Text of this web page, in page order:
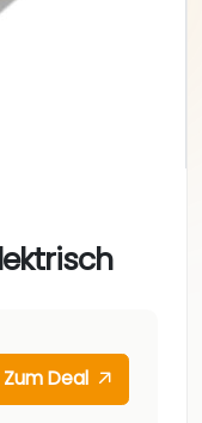
Zum Deal